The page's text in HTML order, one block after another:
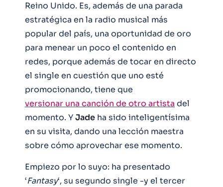
Reino Unido. Es, además de una parada
estratégica en la radio musical más
popular del país, una oportunidad de oro
para menear un poco el contenido en
redes, porque además de tocar en directo
el single en cuestión que uno esté
promocionando, tiene que
versionar una canción de otro artista del
momento. YJade ha sido inteligentísima
en su visita, dando una lección maestra
sobre cómo aprovechar ese momento.
Empiezo por lo suyo: ha presentado
‘Fantasy‘, su segundo single -y el tercer